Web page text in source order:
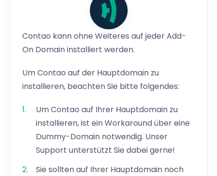
Contao kann ohne Weiteres auf jeder Add-
On Domain installiert werden.
Um Contao auf der Hauptdomain zu
installieren, beachten Sie bitte folgendes:
Um Contao auf Ihrer Hauptdomain zu
installieren, ist ein Workaround über eine
Dummy-Domain notwendig. Unser
Support unterstützt Sie dabei gerne!
Sie sollten auf Ihrer Hauptdomain noch